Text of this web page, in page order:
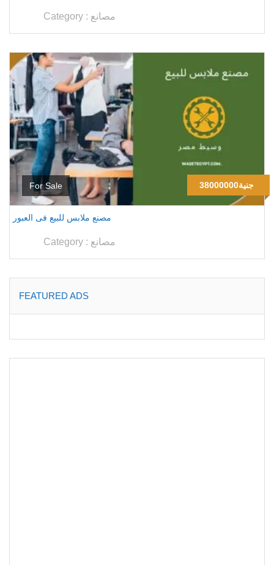
Category : مصانع
For Sale 38000000جنية
مصنع ملابس للبيع فى العبور
Category : مصانع
FEATURED ADS